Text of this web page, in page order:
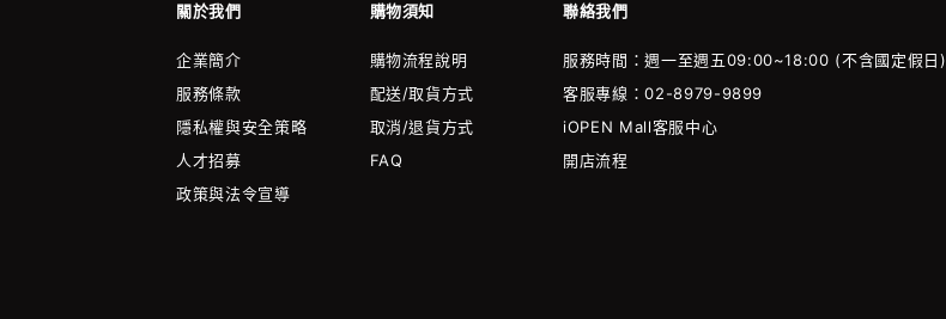
關於我們 購物須知 聯絡我們
企業簡介
服務條款
隱私權與安全策略
人才招募
政策與法令宣導
購物流程說明
配送/取貨方式
取消/退貨方式
FAQ
服務時間：週一至週五09:00~18:00 (不含國定假日)
客服專線：02-8979-9899
iOPEN Mall客服中心
開店流程